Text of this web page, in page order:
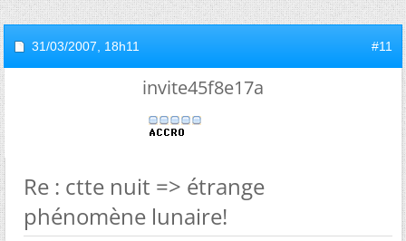
31/03/2007, 18h11 #11
invite45f8e17a
Re : ctte nuit => étrange
phénomène lunaire!